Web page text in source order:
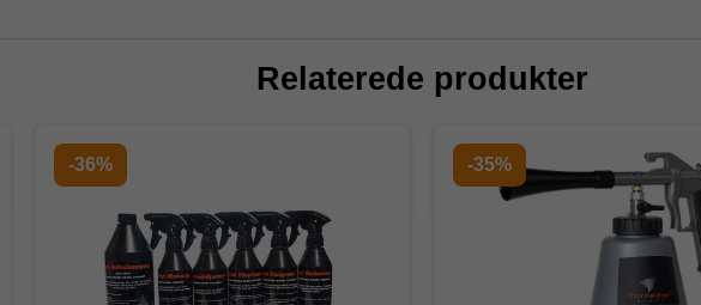
Relaterede produkter
-36% -35%